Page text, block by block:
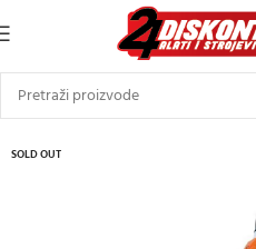
SOLD OUT